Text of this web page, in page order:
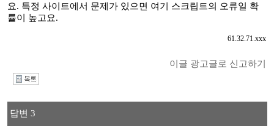
요. 특정 사이트에서 문제가 있으면 여기 스크립트의 오류일 확
률이 높고요.
61.32.71.xxx
이글 광고글로 신고하기
답변 3